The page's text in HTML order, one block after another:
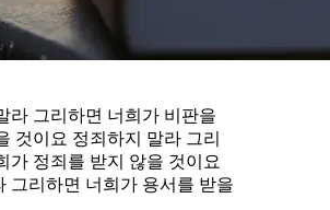
라 그리하면 너희가 비판을
것이요 정죄하지 말라 그리
가 정죄를 받지 않을 것이요
그리하면 너희가 용서를 받을